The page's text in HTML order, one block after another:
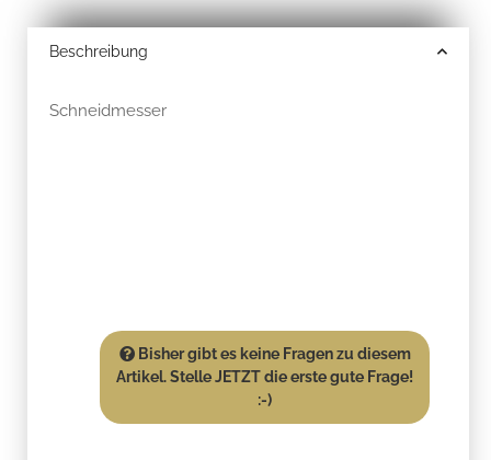
Beschreibung
Schneidmesser
Bisher gibt es keine Fragen zu diesem
Artikel. Stelle JETZT die erste gute Frage!
:-)